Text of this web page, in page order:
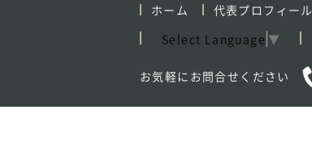
ホーム 代表プロフィール
Select Language ▼
お気軽にお問合せください